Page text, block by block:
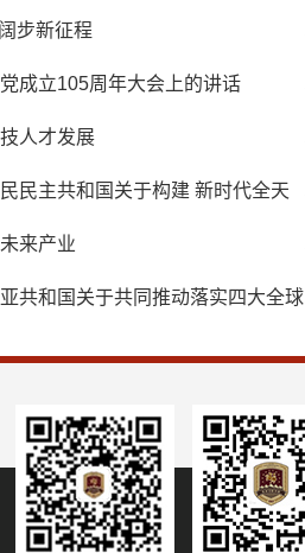
步新征程
成立105周年大会上的讲话
人才发展
民主共和国关于构建 新时代全天
明
来产业
共和国关于共同推动落实四大全球